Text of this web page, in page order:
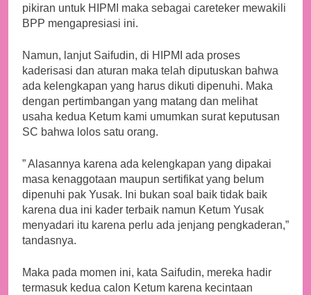
pikiran untuk HIPMI maka sebagai careteker mewakili
BPP mengapresiasi ini.
Namun, lanjut Saifudin, di HIPMI ada proses
kaderisasi dan aturan maka telah diputuskan bahwa
ada kelengkapan yang harus dikuti dipenuhi. Maka
dengan pertimbangan yang matang dan melihat
usaha kedua Ketum kami umumkan surat keputusan
SC bahwa lolos satu orang.
” Alasannya karena ada kelengkapan yang dipakai
masa kenaggotaan maupun sertifikat yang belum
dipenuhi pak Yusak. Ini bukan soal baik tidak baik
karena dua ini kader terbaik namun Ketum Yusak
menyadari itu karena perlu ada jenjang pengkaderan,”
tandasnya.
Maka pada momen ini, kata Saifudin, mereka hadir
termasuk kedua calon Ketum karena kecintaan